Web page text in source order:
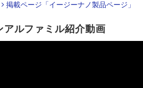
掲載ページ「イージーナノ製品ページ」
アルファミル紹介動画